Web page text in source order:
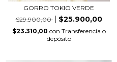
GORRO TOKIO VERDE
$29.900,00
$25.900,00
$23.310,00 con Transferencia o
depósito